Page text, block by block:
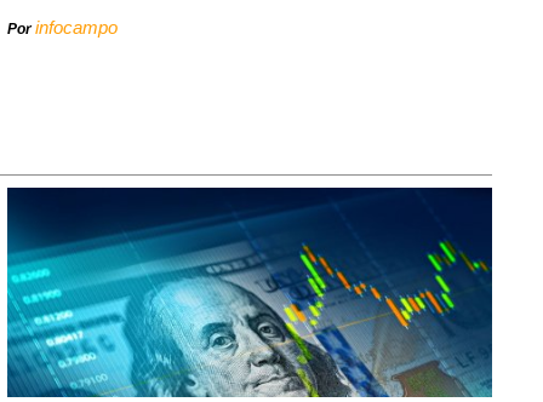
Porinfocampo